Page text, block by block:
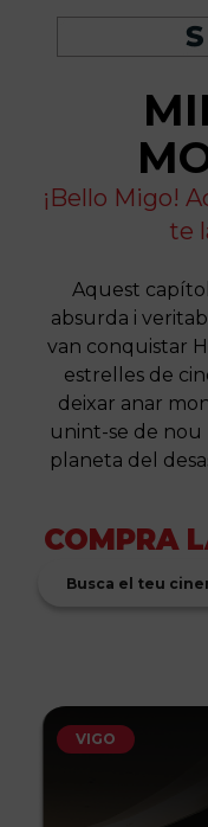
¡Bello Migo!
te
Aquest
absurda i
van conquistar
estrelles de
deixar anar
unint-se de nou
planeta del
COMPRA
VIGO